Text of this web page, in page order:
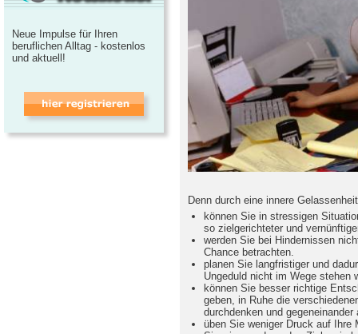
Denn durch eine innere Gelassenheit
können Sie in stressigen
so zielgerichteter und
werden Sie bei Hindernissen
Chance betrachten.
planen Sie langfristiger und
Ungeduld nicht im Wege stehen
können Sie besser richtige
geben, in Ruhe die
durchdenken und gegeneinander
üben Sie weniger Druck auf Ihre
Neue Impulse für Ihren
beruflichen Alltag - kostenlos
und aktuell!